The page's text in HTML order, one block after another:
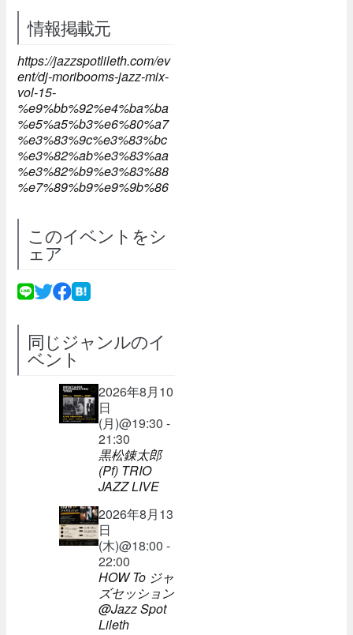
情報掲載元
https://jazzspotlileth.com/ev
ent/dj-moribooms-jazz-mix-
vol-15-
%e9%bb%92%e4%ba%ba
%e5%a5%b3%e6%80%a7
%e3%83%9c%e3%83%bc
%e3%82%ab%e3%83%aa
%e3%82%b9%e3%83%88
%e7%89%b9%e9%9b%86
このイベントをシ
ェア
同じジャンルのイ
ベント
2026年8月10
日
(月)@19:30 -
21:30
黒松錬太郎
(Pf) TRIO
JAZZ LIVE
2026年8月13
日
(木)@18:00 -
22:00
HOW To ジャ
ズセッション
@Jazz Spot
Lileth